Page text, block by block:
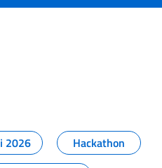
2026
Hackathon